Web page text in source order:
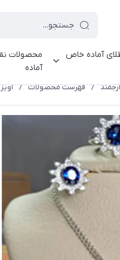
آماده خاص
محصولات
آماده
/ فهرست محصولات /